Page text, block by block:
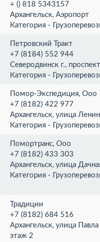
+ () 818 5343157
Архангельск, Аэропорт
Категория -
Петровский Тракт
+7 (8184) 552 944
Северодвинск г.,
Категория -
Помор-Экспедиция, Ооо
+7 (8182) 422 977
Архангельск, улица
Категория -
Помортранс, Ооо
+7 (8182) 433 303
Архангельск, улица
Категория -
Традиции
+7 (8182) 684 516
Архангельск, улица
этаж 2